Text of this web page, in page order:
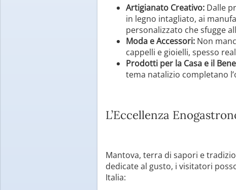
Artigianato Creativo: Dalle
in legno intagliato, ai
personalizzato che sfugge
Moda e Accessori: Non
cappelli e gioielli, spesso
Prodotti per la Casa e il
tema natalizio completano
L’Eccellenza
Mantova, terra di sapori e
dedicate al gusto, i visitatori
Italia: